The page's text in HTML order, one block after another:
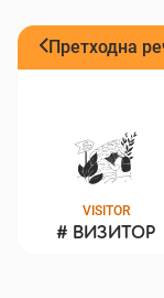
Претходна
VISITOR
# ВИЗИТОР